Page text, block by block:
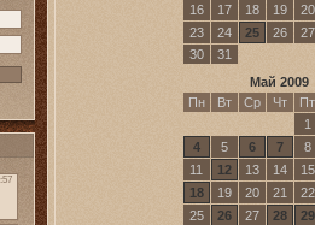
16
17 18 19
20
23
24 25 26
27
30
31
Май 2009
Пн
Вт Ср Чт
Пт
1
4
5 6 7
8
11
12 13 14
15
18
19 20 21
22
25
26 27 28
29